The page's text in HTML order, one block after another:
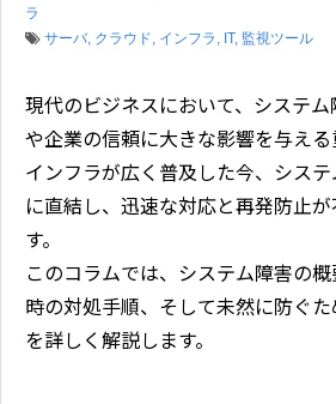
ラ
サーバ クラウド インフラ IT 監視ツール
現代のビジネスにおいて、システ
や企業の信頼に大きな影響を与え
インフラが広く普及した今、シス
に直結し、迅速な対応と再発防止
す。
このコラムでは、システム障害の
時の対処手順、そして未然に防ぐ
を詳しく解説します。